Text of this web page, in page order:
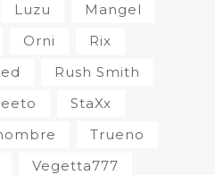
Luzu
Mangel
Orni
Rix
Rush Smith
StaXx
Trueno
Vegetta777